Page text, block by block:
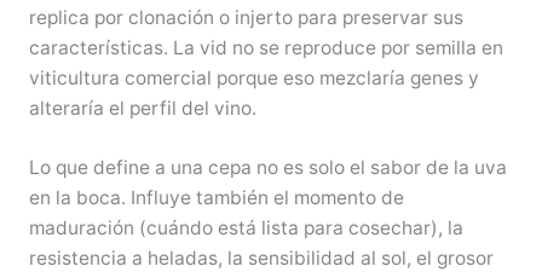
replica por clonación o injerto para preservar sus
características. La vid no se reproduce por semilla en
viticultura comercial porque eso mezclaría genes y
alteraría el perfil del vino.
Lo que define a una cepa no es solo el sabor de la uva
en la boca. Influye también el momento de
maduración (cuándo está lista para cosechar), la
resistencia a heladas, la sensibilidad al sol, el grosor